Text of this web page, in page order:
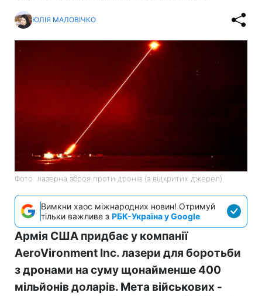
ЮЛІЯ МАЛОВІЧКО
Фото: лазерна зброя проти дронів (з відкритих джерел)
Вимкни хаос міжнародних новин! Отримуй
тільки важливе з РБК-Україна у Google
Армія США придбає у компанії
AeroVironment Inc. лазери для боротьби
з дронами на суму щонайменше 400
мільйонів доларів. Мета військових -